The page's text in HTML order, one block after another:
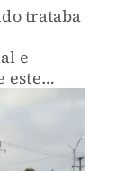
trataba
e
este